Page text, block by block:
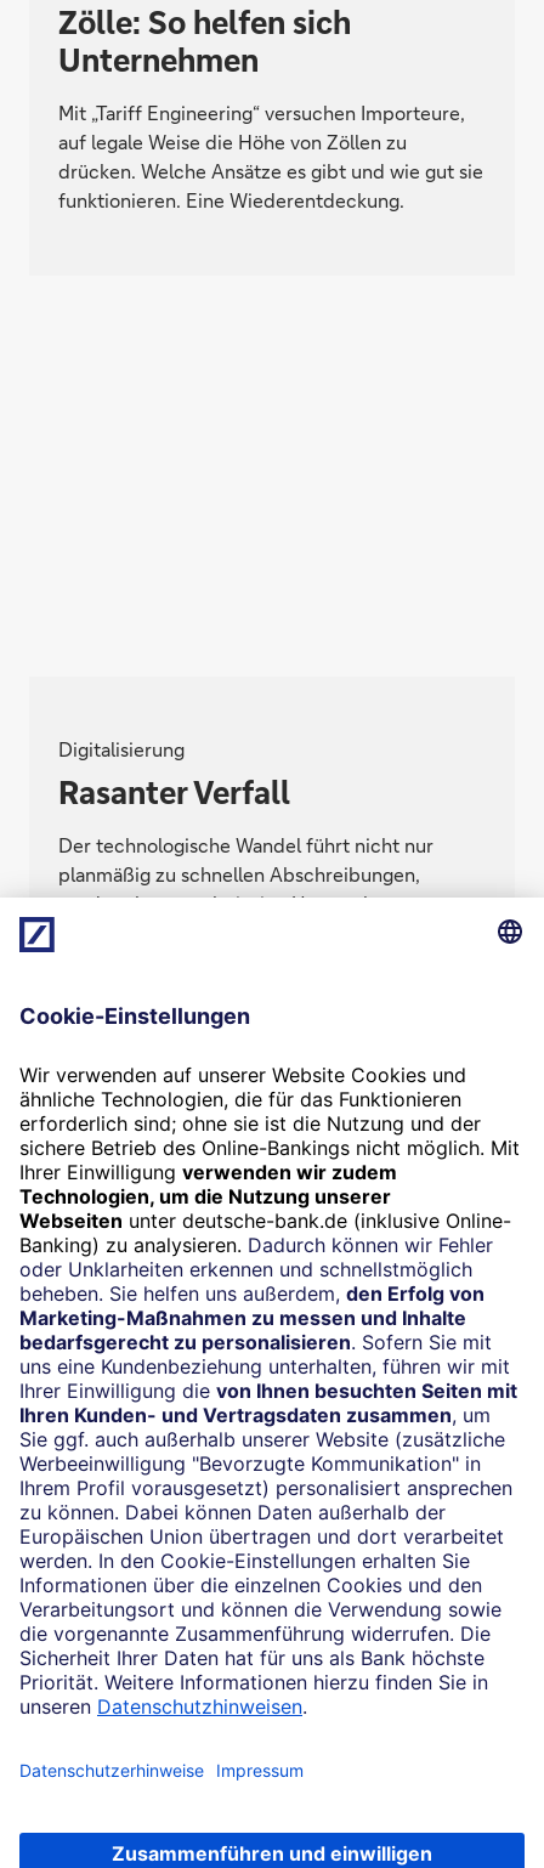
Zölle: So helfen sich
Unternehmen
Mit „Tariff Engineering“ versuchen Importeure,
auf legale Weise die Höhe von Zöllen zu
drücken. Welche Ansätze es gibt und wie gut sie
funktionieren. Eine Wiederentdeckung.
Digitalisierung
Rasanter Verfall
Der technologische Wandel führt nicht nur
planmäßig zu schnellen Abschreibungen,
sondern kann auch riesige Unternehmenswerte
Termin
Beratung vereinbaren
24/7-Kundenservice
(069) 910-100 61
Impressum
Konditionen und Preise
Rechtliche Hinweise
Datenschutz
Ihr Feedback zur Website